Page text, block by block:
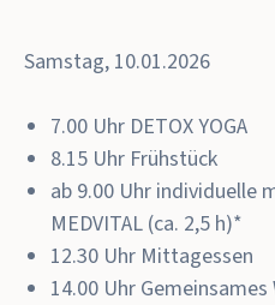
Samstag, 10.01.2026
7.00 Uhr DETOX YOGA
8.15 Uhr Frühstück
ab 9.00 Uhr individuelle
MEDVITAL (ca. 2,5 h)*
12.30 Uhr Mittagessen
14.00 Uhr